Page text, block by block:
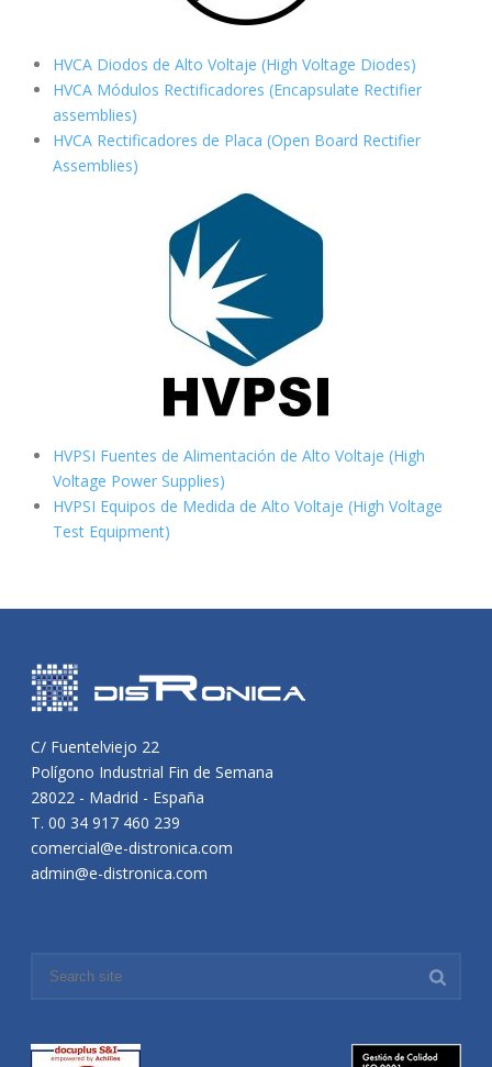
HVCA Diodos de Alto Voltaje (High Voltage Diodes)
HVCA Módulos Rectificadores (Encapsulate Rectifier
assemblies)
HVCA Rectificadores de Placa (Open Board Rectifier
Assemblies)
HVPSI Fuentes de Alimentación de Alto Voltaje (High
Voltage Power Supplies)
HVPSI Equipos de Medida de Alto Voltaje (High Voltage
Test Equipment)
C/ Fuentelviejo 22
Polígono Industrial Fin de Semana
28022 - Madrid - España
T. 00 34 917 460 239
comercial@e-distronica.com
admin@e-distronica.com